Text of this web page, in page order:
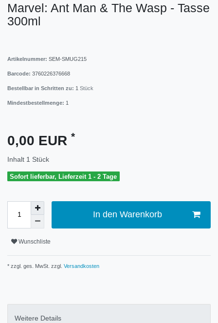
Marvel: Ant Man & The Wasp - Tasse
300ml
Artikelnummer: SEM-SMUG215
Barcode: 3760226376668
Bestellbar in Schritten zu: 1 Stück
Mindestbestellmenge: 1
0,00 EUR *
Inhalt 1 Stück
Sofort lieferbar, Lieferzeit 1 - 2 Tage
In den Warenkorb
Wunschliste
* zzgl. ges. MwSt. zzgl. Versandkosten
Weitere Details